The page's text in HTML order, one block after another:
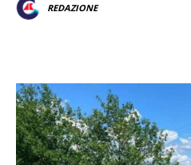
REDAZIONE